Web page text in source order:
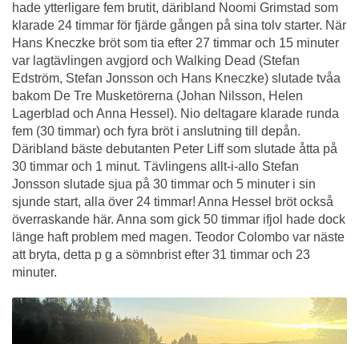
hade ytterligare fem brutit, däribland Noomi Grimstad som
klarade 24 timmar för fjärde gången på sina tolv starter. När
Hans Kneczke bröt som tia efter 27 timmar och 15 minuter
var lagtävlingen avgjord och Walking Dead (Stefan
Edström, Stefan Jonsson och Hans Kneczke) slutade tvåa
bakom De Tre Musketörerna (Johan Nilsson, Helen
Lagerblad och Anna Hessel). Nio deltagare klarade runda
fem (30 timmar) och fyra bröt i anslutning till depån.
Däribland bäste debutanten Peter Liff som slutade åtta på
30 timmar och 1 minut. Tävlingens allt-i-allo Stefan
Jonsson slutade sjua på 30 timmar och 5 minuter i sin
sjunde start, alla över 24 timmar! Anna Hessel bröt också
överraskande här. Anna som gick 50 timmar ifjol hade dock
länge haft problem med magen. Teodor Colombo var näste
att bryta, detta p g a sömnbrist efter 31 timmar och 23
minuter.